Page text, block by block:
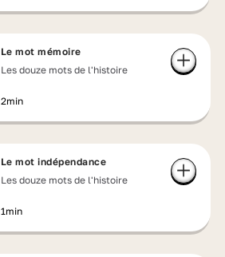
Le mot mémoire
Les douze mots de l'histoire
2min
Le mot indépendance
Les douze mots de l'histoire
1min